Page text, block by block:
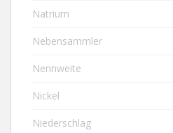
Natrium
Nebensammler
Nennweite
Nickel
Niederschlag